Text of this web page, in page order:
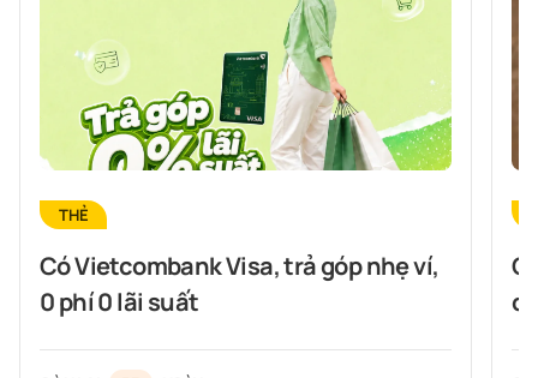
THẺ
Có Vietcombank Visa, trả góp nhẹ ví,
0 phí 0 lãi suất